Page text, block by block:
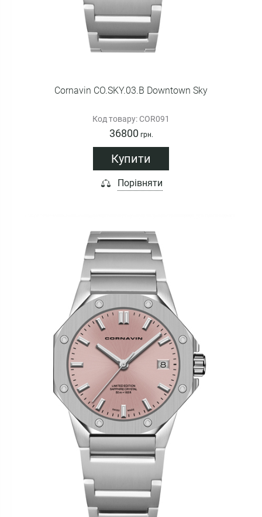
Cornavin CO.SKY.03.B Downtown Sky
Код товару: COR091
36800 грн.
Купити
Порівняти